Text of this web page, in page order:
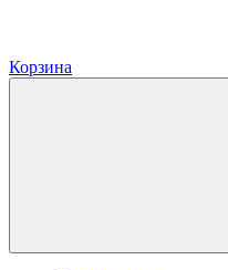
Корзина